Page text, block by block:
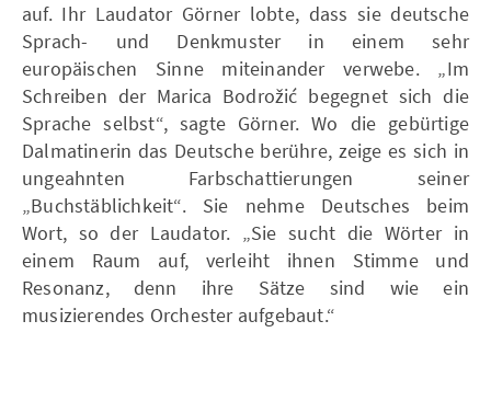
auf. Ihr Laudator Görner lobte, dass sie deutsche
Sprach- und Denkmuster in einem sehr
europäischen Sinne miteinander verwebe. „Im
Schreiben der Marica Bodrožić begegnet sich die
Sprache selbst“, sagte Görner. Wo die gebürtige
Dalmatinerin das Deutsche berühre, zeige es sich in
ungeahnten Farbschattierungen seiner
„Buchstäblichkeit“. Sie nehme Deutsches beim
Wort, so der Laudator. „Sie sucht die Wörter in
einem Raum auf, verleiht ihnen Stimme und
Resonanz, denn ihre Sätze sind wie ein
musizierendes Orchester aufgebaut.“